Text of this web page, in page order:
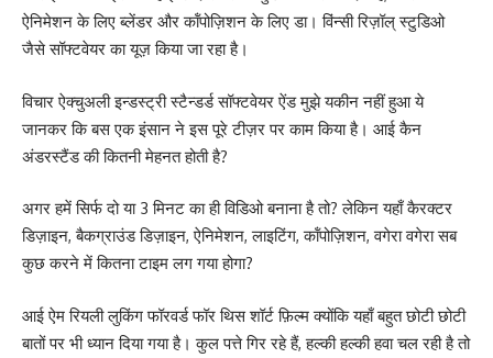
ऐनिमेशन के लिए ब्लेंडर और कॉंपोज़िशन के लिए डा। विंन्सी रिज़ॉल् स्टुडिओ
जैसे सॉफ्टवेयर का यूज़ किया जा रहा है।
विचार ऐक्चुअली इन्डस्ट्री स्टैन्डर्ड सॉफ्टवेयर ऐंड मुझे यकीन नहीं हुआ ये
जानकर कि बस एक इंसान ने इस पूरे टीज़र पर काम किया है। आई कैन
अंडरस्टैंड की कितनी मेहनत होती है?
अगर हमें सिर्फ दो या 3 मिनट का ही विडिओ बनाना है तो? लेकिन यहाँ कैरक्टर
डिज़ाइन, बैकग्राउंड डिज़ाइन, ऐनिमेशन, लाइटिंग, कॉंपोज़िशन, वगेरा वगेरा सब
कुछ करने में कितना टाइम लग गया होगा?
आई ऐम रियली लुकिंग फॉरवर्ड फॉर थिस शॉर्ट फ़िल्म क्योंकि यहाँ बहुत छोटी छोटी
बातों पर भी ध्यान दिया गया है। कुल पत्ते गिर रहे हैं, हल्की हल्की हवा चल रही है तो